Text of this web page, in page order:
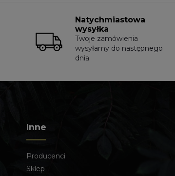
Natychmiastowa
wysyłka
Twoje zamówienia
wysyłamy do następnego
dnia
Inne
Producenci
Sklep